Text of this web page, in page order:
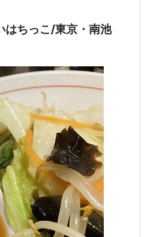
はちっこ/東京・南池